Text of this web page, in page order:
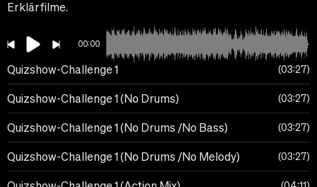
Erklärfilme.
00:00
Quizshow-Challenge 1 03:27
Quizshow-Challenge 1 (No Drums) 03:27
Quizshow-Challenge 1 (No Drums /No Bass) 03:27
Quizshow-Challenge 1 (No Drums /No Melody) 03:27